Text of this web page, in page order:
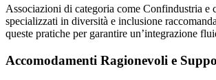
Associazioni di categoria come Confindustria e
specializzati in diversità e inclusione
queste pratiche per garantire un’integrazione
Accomodamenti Ragionevoli e